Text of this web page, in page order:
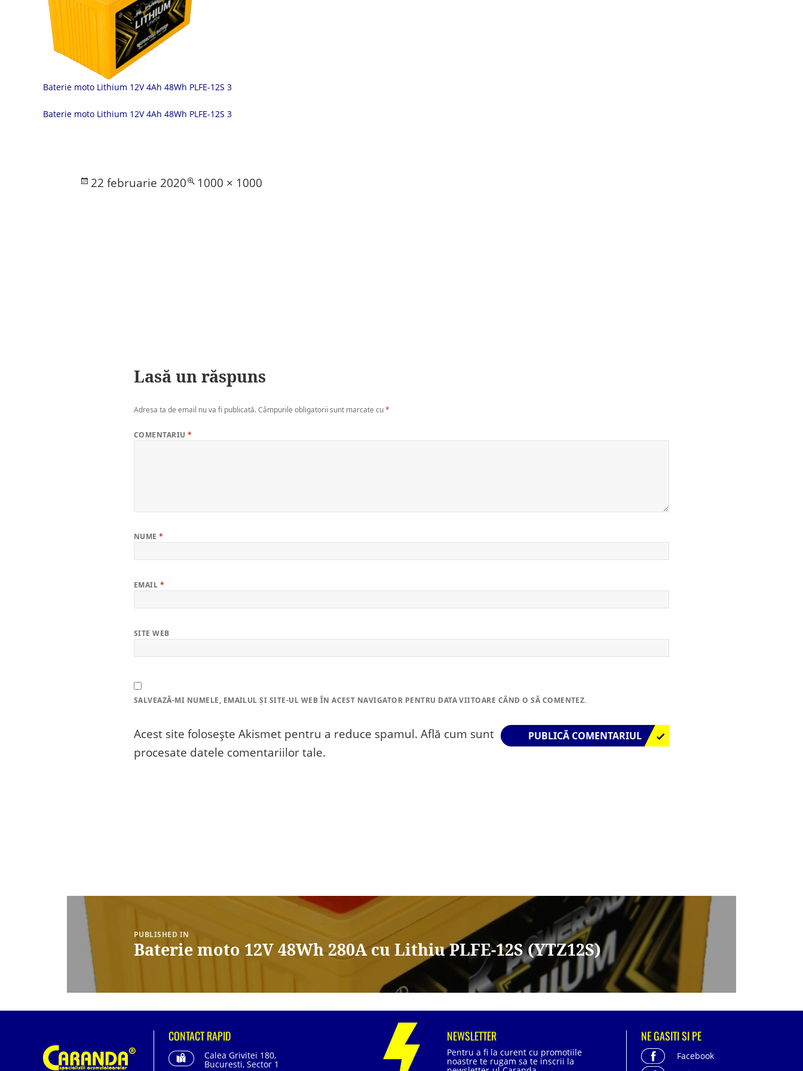
Baterie moto Lithium 12V 4Ah 48Wh PLFE-12S 3
Baterie moto Lithium 12V 4Ah 48Wh PLFE-12S 3
Posted
22 februarie 2020
Full
1000 × 1000
Lasă un răspuns
Adresa ta de email nu va fi publicată.Câmpurile obligatorii sunt marcate cu*
COMENTARIU*
NUME*
EMAIL *
SITE WEB
SALVEAZĂ-MI NUMELE, EMAILUL ȘI SITE-UL WEB ÎN ACEST NAVIGATOR PENTRU DATA VIITOARE CÂND O SĂ COMENTEZ.
Acest site folosește Akismet pentru a reduce spamul. Află cum sunt
procesate datele comentariilor tale.
Navigare
articole
PUBLISHED IN
Baterie moto 12V 48Wh 280A cu Lithiu PLFE-12S (YTZ12S)
CONTACT RAPID
Calea Grivitei 180,
Bucuresti, Sector 1
NEWSLETTER
Pentru a fi la curent cu promotiile
noastre te rugam sa te inscrii la
NE GASITI SI PE
Facebook